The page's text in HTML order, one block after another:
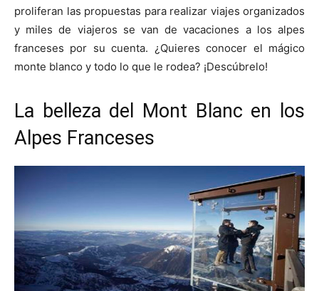
proliferan las propuestas para realizar viajes organizados
y miles de viajeros se van de vacaciones a los alpes
franceses por su cuenta. ¿Quieres conocer el mágico
monte blanco y todo lo que le rodea? ¡Descúbrelo!
La belleza del Mont Blanc en los
Alpes Franceses